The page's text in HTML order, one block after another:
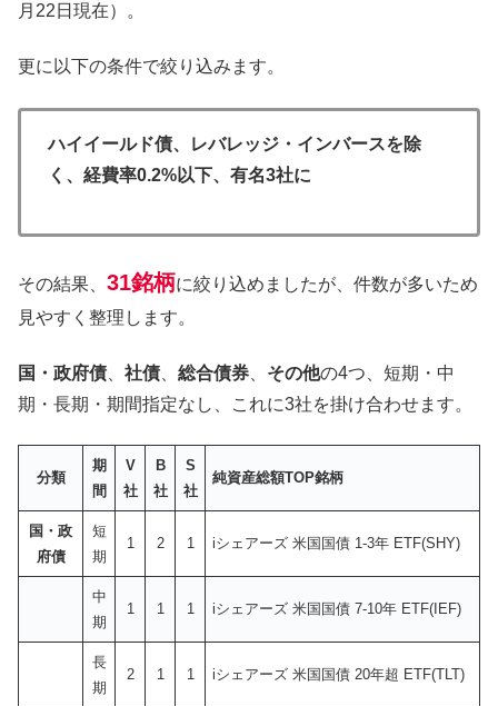
月22日現在）。
更に以下の条件で絞り込みます。
ハイイールド債、レバレッジ・インバースを除
く、経費率0.2%以下、有名3社に
その結果、 31銘柄に絞り込めましたが、件数が多いため
見やすく整理します。
国・政府債 社債 総合債券 その他の4つ、短期・中
期・長期・期間指定なし、これに3社を掛け合わせます。
分類
期
間
V
社
B
社
S
社
純資産総額TOP銘柄
国・政
府債
短
期
1 2 1 iシェアーズ 米国国債 1-3年 ETF(SHY)
中
期
1 1 1 iシェアーズ 米国国債 7-10年 ETF(IEF)
長
期
2 1 1 iシェアーズ 米国国債 20年超 ETF(TLT)